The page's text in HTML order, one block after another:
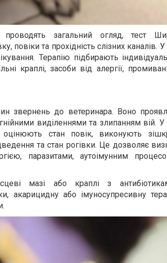
проводять загальний огляд, тест
та прохідність слізних каналів. У
Терапію підбирають
краплі, засоби від алергії,
звернень до ветеринара. Воно
виділеннями та злипанням вій. У
оцінюють стан повік, виконують
та стан рогівки. Це дозволяє
паразитами, аутоімунним
мазі або краплі з
акарицидну або імуносупресивну